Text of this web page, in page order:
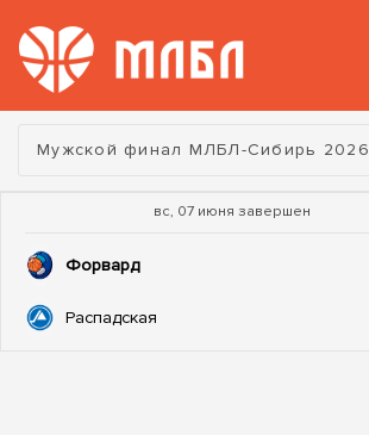
Турнир:
Мужской финал МЛБЛ-Сибирь 2026
вс, 07 июня завершен
Форвард
Распадская